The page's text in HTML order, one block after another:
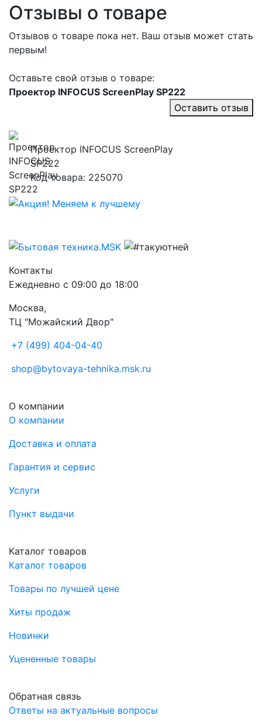
Отзывы о товаре
Отзывов о товаре пока нет. Ваш отзыв может стать
первым!
Оставьте свой отзыв о товаре:
Проектор INFOCUS ScreenPlay SP222
Оставить отзыв
Проектор INFOCUS ScreenPlay
SP222
Код товара: 225070
Контакты
Ежедневно с 09:00 до 18:00
Москва,
ТЦ "Можайский Двор"
+7 (499) 404-04-40
shop@bytovaya-tehnika.msk.ru
О компании
О компании
Доставка и оплата
Гарантия и сервис
Услуги
Пункт выдачи
Каталог товаров
Каталог товаров
Товары по лучшей цене
Хиты продаж
Новинки
Уцененные товары
Обратная связь
Ответы на актуальные вопросы